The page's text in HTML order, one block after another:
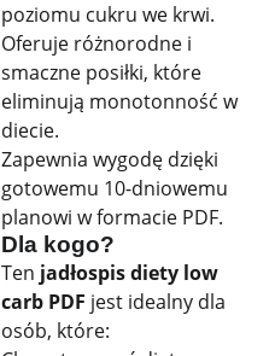
poziomu cukru we krwi.
Oferuje różnorodne i
smaczne posiłki, które
eliminują monotonność w
diecie.
Zapewnia wygodę dzięki
gotowemu 10-dniowemu
planowi w formacie PDF.
Dla kogo?
Ten jadłospis diety low
carb PDF jest idealny dla
osób, które: